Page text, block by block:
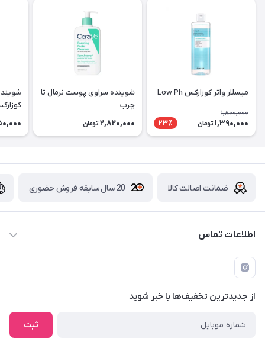
میسلار واتر کوزارکس Low Ph
1,800,000
1,390,000 تومان 23٪
شوینده سراوی پوست نرمال تا
چرب
2,820,000 تومان
ضمانت اصالت کالا 20 سال سابقه فروش حضوری
اطلاعات تماس
09229839700 - 08338354666
info@cosmetics110.com
کرمانشاه ، بلوار نوبهار ، بین کوی ۱۱۰ و ۱۱۲ ، آرایشی و بهداشتی ۱۱۰
از جدید‌ترین تخفیف‌ها با‌ خبر شوید
ثبت